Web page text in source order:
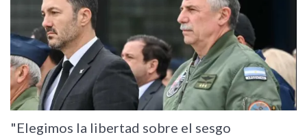
"Elegimos la libertad sobre el sesgo